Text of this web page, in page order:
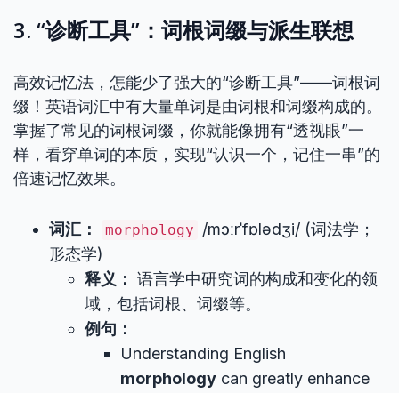
3. “诊断工具”：词根词缀与派生联想
高效记忆法，怎能少了强大的“诊断工具”——词根词
缀！英语词汇中有大量单词是由词根和词缀构成的。
掌握了常见的词根词缀，你就能像拥有“透视眼”一
样，看穿单词的本质，实现“认识一个，记住一串”的
倍速记忆效果。
词汇： morphology /mɔːrˈfɒlədʒi/ (词法学；
形态学)
释义： 语言学中研究词的构成和变化的领
域，包括词根、词缀等。
例句：
Understanding English
morphology can greatly enhance